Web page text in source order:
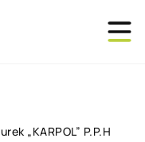
„KARPOL” P.P.H